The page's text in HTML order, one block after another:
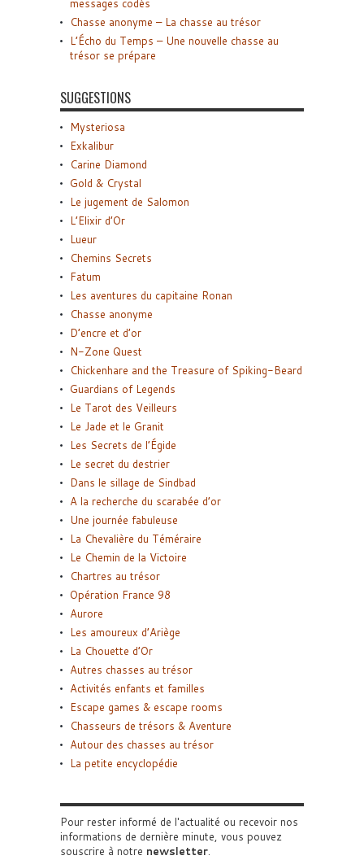
messages codés
Chasse anonyme – La chasse au trésor
L’Écho du Temps – Une nouvelle chasse au
trésor se prépare
SUGGESTIONS
Mysteriosa
Exkalibur
Carine Diamond
Gold & Crystal
Le jugement de Salomon
L’Elixir d’Or
Lueur
Chemins Secrets
Fatum
Les aventures du capitaine Ronan
Chasse anonyme
D’encre et d’or
N-Zone Quest
Chickenhare and the Treasure of Spiking-Beard
Guardians of Legends
Le Tarot des Veilleurs
Le Jade et le Granit
Les Secrets de l’Égide
Le secret du destrier
Dans le sillage de Sindbad
A la recherche du scarabée d’or
Une journée fabuleuse
La Chevalière du Téméraire
Le Chemin de la Victoire
Chartres au trésor
Opération France 98
Aurore
Les amoureux d’Ariège
La Chouette d’Or
Autres chasses au trésor
Activités enfants et familles
Escape games & escape rooms
Chasseurs de trésors & Aventure
Autour des chasses au trésor
La petite encyclopédie
Pour rester informé de l'actualité ou recevoir nos
informations de dernière minute, vous pouvez
souscrire à notre newsletter.